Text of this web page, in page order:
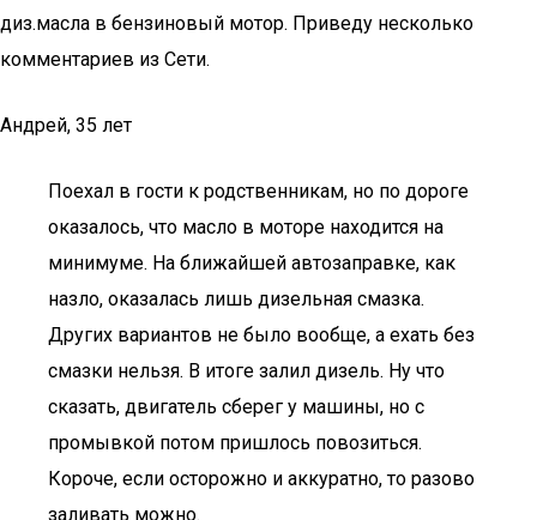
диз.масла в бензиновый мотор. Приведу несколько
комментариев из Сети.
Андрей, 35 лет
Поехал в гости к родственникам, но по дороге
оказалось, что масло в моторе находится на
минимуме. На ближайшей автозаправке, как
назло, оказалась лишь дизельная смазка.
Других вариантов не было вообще, а ехать без
смазки нельзя. В итоге залил дизель. Ну что
сказать, двигатель сберег у машины, но с
промывкой потом пришлось повозиться.
Короче, если осторожно и аккуратно, то разово
заливать можно.